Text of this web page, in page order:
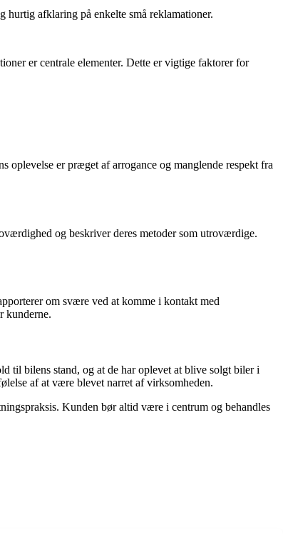
afklaring på enkelte små reklamationer.
er centrale elementer. Dette er vigtige faktorer for
oplevelse er præget af arrogance og manglende respekt fra
og beskriver deres metoder som utroværdige.
om svære ved at komme i kontakt med
kunderne.
til bilens stand, og at de har oplevet at blive solgt biler i
af at være blevet narret af virksomheden.
Kunden bør altid være i centrum og behandles